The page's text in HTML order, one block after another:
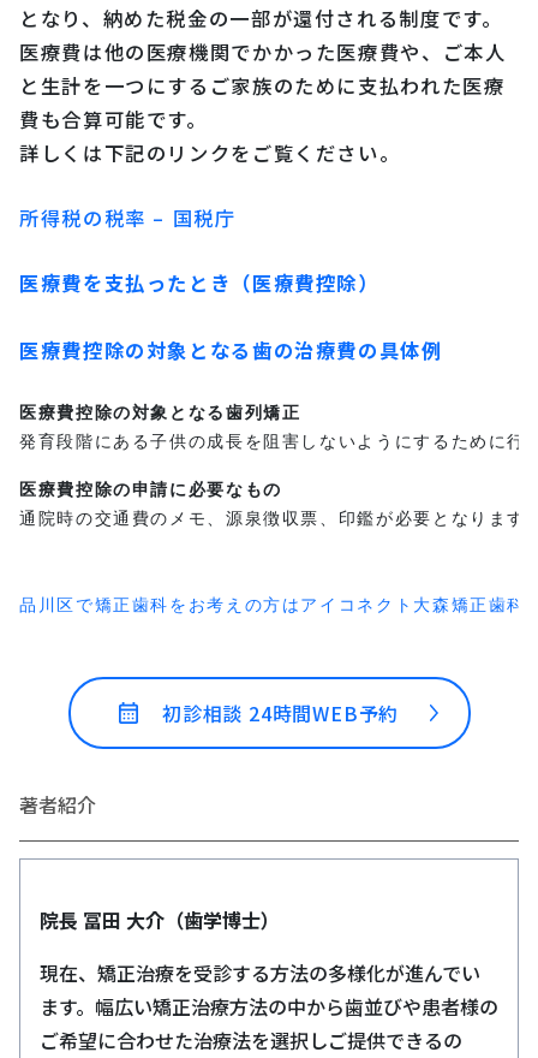
となり、納めた税金の一部が還付される制度です。
医療費は他の医療機関でかかった医療費や、ご本人
と生計を一つにするご家族のために支払われた医療
費も合算可能です。
詳しくは下記のリンクをご覧ください。
所得税の税率 – 国税庁
医療費を支払ったとき（医療費控除）
医療費控除の対象となる歯の治療費の具体例
医療費控除の対象となる歯列矯正
発育段階にある子供の成長を阻害しないようにするために
医療費控除の申請に必要なもの
通院時の交通費のメモ、源泉徴収票、印鑑が必要となりま
品川区で矯正歯科をお考えの方はアイコネクト大森矯正歯科
初診相談 24時間WEB予約
著者紹介
院長 冨田 大介（歯学博士）
現在、矯正治療を受診する方法の多様化が進んでい
ます。幅広い矯正治療方法の中から歯並びや患者様の
ご希望に合わせた治療法を選択しご提供できるの